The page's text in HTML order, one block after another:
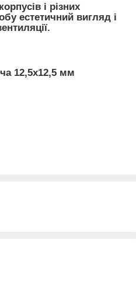
і різних
естетичний вигляд і
12,5х12,5 мм